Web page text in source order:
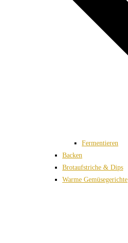
Fermentieren
Backen
Brotaufstriche & Dips
Warme Gemüsegerichte